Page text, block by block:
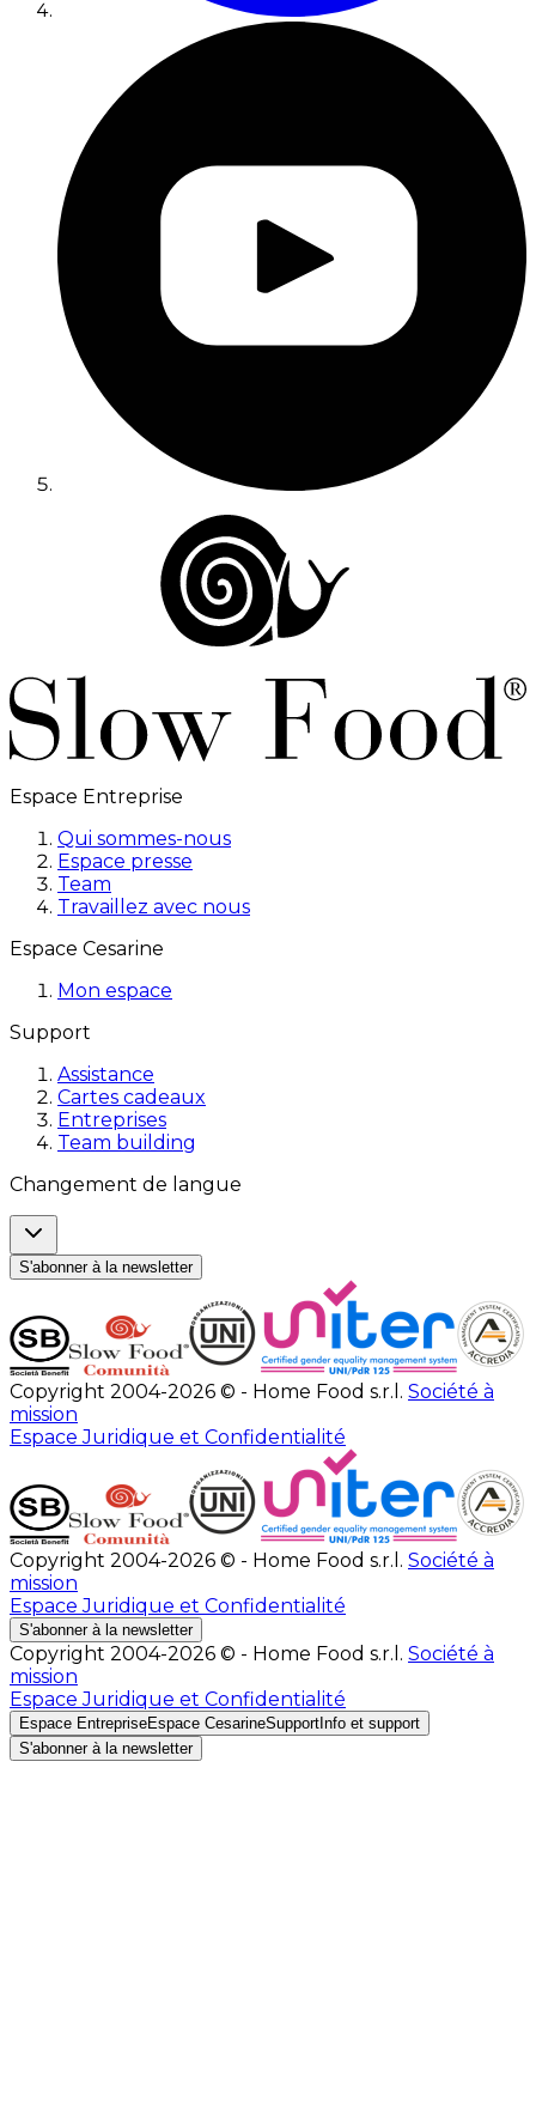
Espace Entreprise
Qui sommes-nous
Espace presse
Team
Travaillez avec nous
Espace Cesarine
Mon espace
Support
Assistance
Cartes cadeaux
Entreprises
Team building
Changement de langue
S'abonner à la newsletter
Copyright 2004-2026 © - Home Food s.r.l. Société à
mission
Espace Juridique et Confidentialité
Copyright 2004-2026 © - Home Food s.r.l. Société à
mission
Espace Juridique et Confidentialité
S'abonner à la newsletter
Copyright 2004-2026 © - Home Food s.r.l. Société à
mission
Espace Juridique et Confidentialité
Espace EntrepriseEspace CesarineSupport Info et support
S'abonner à la newsletter